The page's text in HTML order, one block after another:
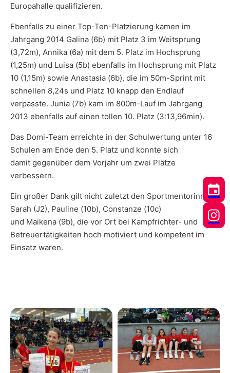
Europahalle qualifizieren.
Ebenfalls zu einer Top-Ten-Platzierung kamen im
Jahrgang 2014 Galina (6b) mit Platz 3 im Weitsprung
(3,72m), Annika (6a) mit dem 5. Platz im Hochsprung
(1,25m) und Luisa (5b) ebenfalls im Hochsprung mit Platz
10 (1,15m) sowie Anastasia (6b), die im 50m-Sprint mit
schnellen 8,24s und Platz 10 knapp den Endlauf
verpasste. Junia (7b) kam im 800m-Lauf im Jahrgang
2013 ebenfalls auf einen tollen 10. Platz (3:13,96min).
Das Domi-Team erreichte in der Schulwertung unter 16
Schulen am Ende den 5. Platz und konnte sich
damit gegenüber dem Vorjahr um zwei Plätze
verbessern.
Ein großer Dank gilt nicht zuletzt den Sportmentorinnen
Sarah (J2), Pauline (10b), Constanze (10c)
und Maikena (9b), die vor Ort bei Kampfrichter- und
Betreuertätigkeiten hoch motiviert und kompetent im
Einsatz waren.